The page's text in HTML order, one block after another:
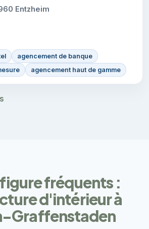
Entzheim
agencement de banque
agencement haut de gamme
fréquents :
d'intérieur à
Graffenstaden